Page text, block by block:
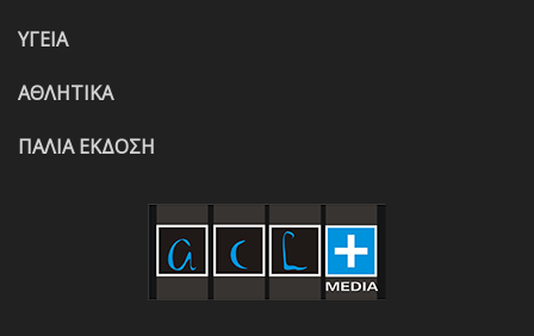
ΥΓΕΙΑ
ΑΘΛΗΤΙΚΑ
ΠΑΛΙΑ ΕΚΔΟΣΗ